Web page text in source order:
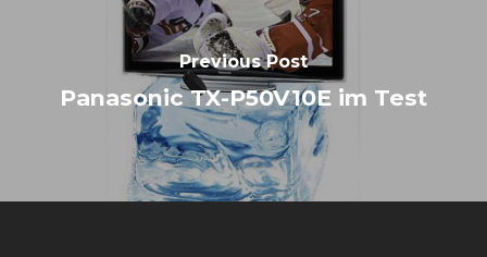
Previous Post
Panasonic TX-P50V10E im Test